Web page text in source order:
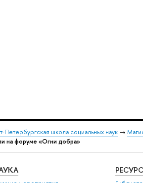
Петербургская школа социальных наук→
на форуме «Огни добра»